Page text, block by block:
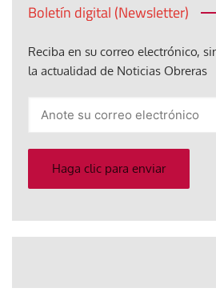
Boletín digital (Newsletter)
Reciba en su correo electrónico,
la actualidad de Noticias Obreras
electrónico
Haga clic para enviar